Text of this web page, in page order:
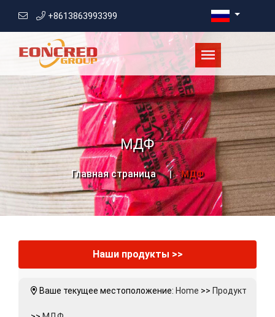
+8613863993399
МДФ
Главная страница МДФ
Наши продукты >>
Ваше текущее местоположение: Home >> Продукт